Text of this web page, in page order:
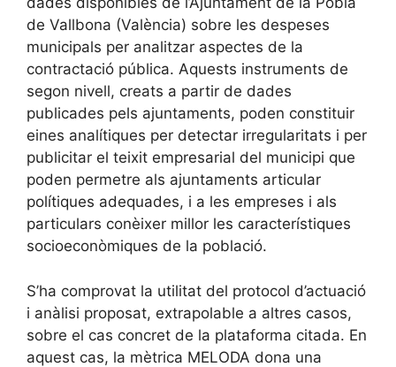
de Vallbona (València) sobre les despeses
municipals per analitzar aspectes de la
contractació pública. Aquests instruments de
segon nivell, creats a partir de dades
publicades pels ajuntaments, poden constituir
eines analítiques per detectar irregularitats i per
publicitar el teixit empresarial del municipi que
poden permetre als ajuntaments articular
polítiques adequades, i a les empreses i als
particulars conèixer millor les característiques
socioeconòmiques de la població.
S’ha comprovat la utilitat del protocol d’actuació
i anàlisi proposat, extrapolable a altres casos,
sobre el cas concret de la plataforma citada. En
aquest cas, la mètrica MELODA dona una